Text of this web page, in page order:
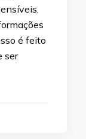
é feito
ser